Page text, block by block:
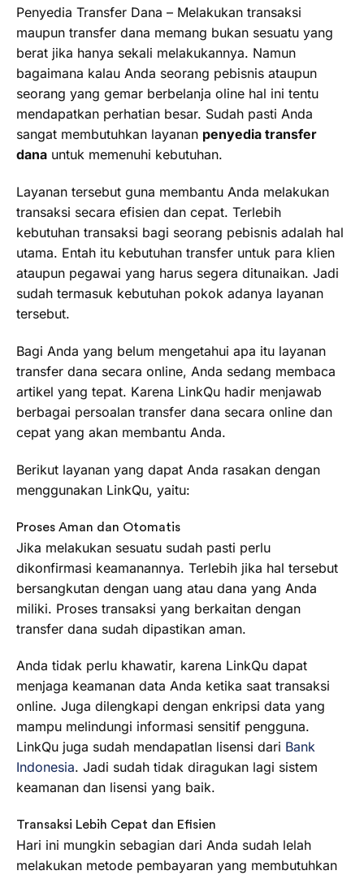
Penyedia Transfer Dana – Melakukan transaksi
maupun transfer dana memang bukan sesuatu yang
berat jika hanya sekali melakukannya. Namun
bagaimana kalau Anda seorang pebisnis ataupun
seorang yang gemar berbelanja oline hal ini tentu
mendapatkan perhatian besar. Sudah pasti Anda
sangat membutuhkan layanan penyedia transfer
dana untuk memenuhi kebutuhan.
Layanan tersebut guna membantu Anda melakukan
transaksi secara efisien dan cepat. Terlebih
kebutuhan transaksi bagi seorang pebisnis adalah hal
utama. Entah itu kebutuhan transfer untuk para klien
ataupun pegawai yang harus segera ditunaikan. Jadi
sudah termasuk kebutuhan pokok adanya layanan
tersebut.
Bagi Anda yang belum mengetahui apa itu layanan
transfer dana secara online, Anda sedang membaca
artikel yang tepat. Karena LinkQu hadir menjawab
berbagai persoalan transfer dana secara online dan
cepat yang akan membantu Anda.
Berikut layanan yang dapat Anda rasakan dengan
menggunakan LinkQu, yaitu:
Proses Aman dan Otomatis
Jika melakukan sesuatu sudah pasti perlu
dikonfirmasi keamanannya. Terlebih jika hal tersebut
bersangkutan dengan uang atau dana yang Anda
miliki. Proses transaksi yang berkaitan dengan
transfer dana sudah dipastikan aman.
Anda tidak perlu khawatir, karena LinkQu dapat
menjaga keamanan data Anda ketika saat transaksi
online. Juga dilengkapi dengan enkripsi data yang
mampu melindungi informasi sensitif pengguna.
LinkQu juga sudah mendapatlan lisensi dari Bank
Indonesia. Jadi sudah tidak diragukan lagi sistem
keamanan dan lisensi yang baik.
Transaksi Lebih Cepat dan Efisien
Hari ini mungkin sebagian dari Anda sudah lelah
melakukan metode pembayaran yang membutuhkan